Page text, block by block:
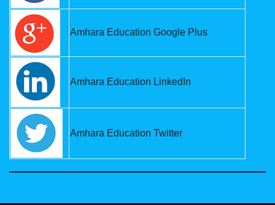
Amhara Education Google Plus
Amhara Education LinkedIn
Amhara Education Twitter